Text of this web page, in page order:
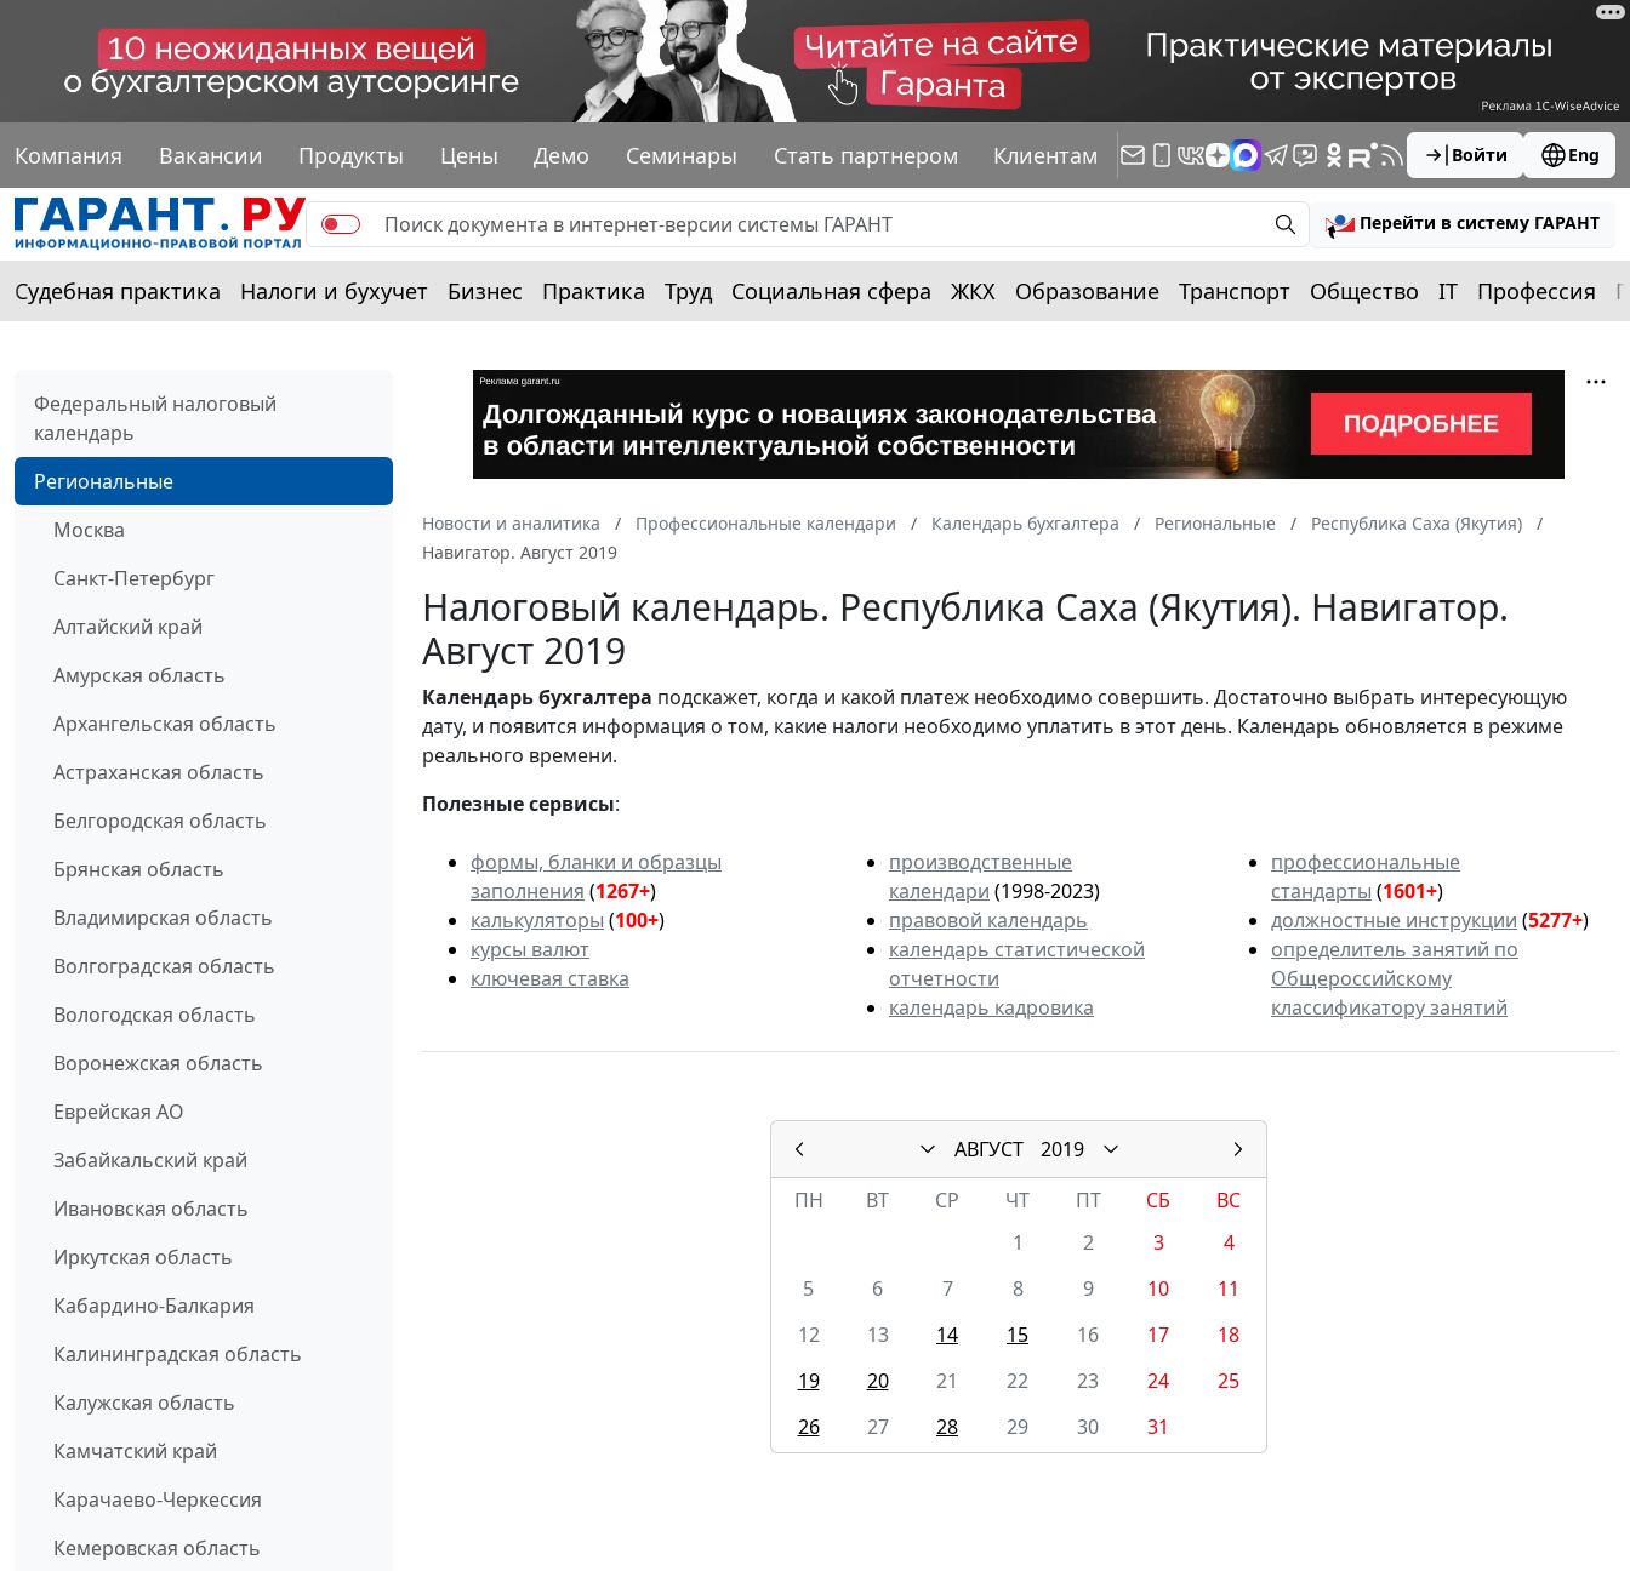
Компания Вакансии Продукты Цены Демо Семинары Стать партнером Клиентам Войти Eng
Перейти в систему ГАРАНТ
Судебная практика Налоги и бухучет Бизнес Практика Труд Социальная сфера ЖКХ Образование Транспорт Общество IT Профессия
Федеральный налоговый
календарь
Региональные
Москва
Санкт-Петербург
Алтайский край
Амурская область
Архангельская область
Астраханская область
Белгородская область
Брянская область
Владимирская область
Волгоградская область
Вологодская область
Воронежская область
Еврейская АО
Забайкальский край
Ивановская область
Иркутская область
Кабардино-Балкария
Калининградская область
Калужская область
Камчатский край
Карачаево-Черкессия
Кемеровская область
Новости и аналитика Профессиональные календари Календарь бухгалтера Региональные
Республика Саха (Якутия)
Навигатор. Август 2019
Налоговый календарь. Республика Саха (Якутия). Навигатор.
Август 2019
Календарьбухгалтера подскажет, когда и какой платеж необходимо совершить. Достаточно выбрать интересующую
дату, и появится информация о том, какие налоги необходимо уплатить в этот день. Календарь обновляется в режиме
реального времени.
Полезные сервисы:
формы, бланки и образцы
заполнения (1267+)
калькуляторы (100+)
курсы валют
ключевая ставка
производственные
календари (1998-2023)
правовой календарь
календарь статистической
отчетности
календарь кадровика
профессиональные
стандарты (1601+)
должностные инструкции (5277+)
определитель занятий по
Общероссийскому
классификатору занятий
АВГУСТ
2019
ПН
ВТ СР ЧТ ПТ СБ
ВС
1
2 3
4
5
6 7 8 9 10
11
12
13 14 15 16 17
18
19
20 21 22 23 24
25
26
27 28 29 30 31